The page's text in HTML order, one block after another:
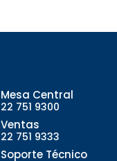
Mesa Central
22 751 9300
Ventas
22 751 9333
Soporte Técnico